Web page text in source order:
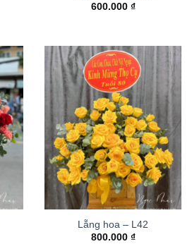
600.000 ₫
Lẵng hoa – L42
800.000 ₫